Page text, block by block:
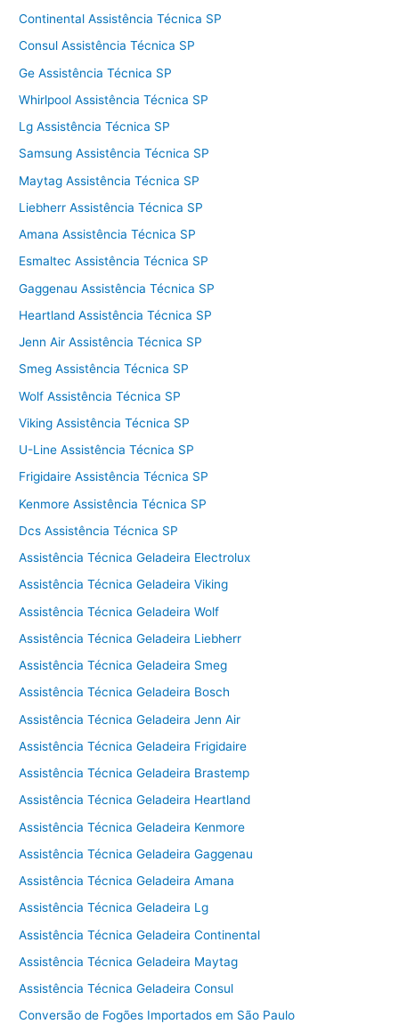
Continental Assistência Técnica SP
Consul Assistência Técnica SP
Ge Assistência Técnica SP
Whirlpool Assistência Técnica SP
Lg Assistência Técnica SP
Samsung Assistência Técnica SP
Maytag Assistência Técnica SP
Liebherr Assistência Técnica SP
Amana Assistência Técnica SP
Esmaltec Assistência Técnica SP
Gaggenau Assistência Técnica SP
Heartland Assistência Técnica SP
Jenn Air Assistência Técnica SP
Smeg Assistência Técnica SP
Wolf Assistência Técnica SP
Viking Assistência Técnica SP
U-Line Assistência Técnica SP
Frigidaire Assistência Técnica SP
Kenmore Assistência Técnica SP
Dcs Assistência Técnica SP
Assistência Técnica Geladeira Electrolux
Assistência Técnica Geladeira Viking
Assistência Técnica Geladeira Wolf
Assistência Técnica Geladeira Liebherr
Assistência Técnica Geladeira Smeg
Assistência Técnica Geladeira Bosch
Assistência Técnica Geladeira Jenn Air
Assistência Técnica Geladeira Frigidaire
Assistência Técnica Geladeira Brastemp
Assistência Técnica Geladeira Heartland
Assistência Técnica Geladeira Kenmore
Assistência Técnica Geladeira Gaggenau
Assistência Técnica Geladeira Amana
Assistência Técnica Geladeira Lg
Assistência Técnica Geladeira Continental
Assistência Técnica Geladeira Maytag
Assistência Técnica Geladeira Consul
Conversão de Fogões Importados em São Paulo